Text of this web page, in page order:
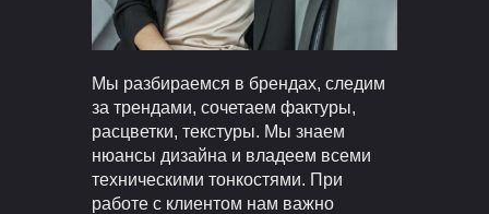
Мы разбираемся в брендах, следим
за трендами, сочетаем фактуры,
расцветки, текстуры. Мы знаем
нюансы дизайна и владеем всеми
техническими тонкостями. При
работе с клиентом нам важно